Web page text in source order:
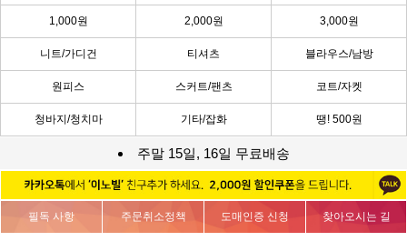
1,000원 2,000원 3,000원
니트/가디건 티셔츠 블라우스/남방
원피스 스커트/팬츠 코트/자켓
청바지/청치마 기타/잡화 땡! 500원
주말 15일, 16일 무료배송
필독 사항 주문취소정책 도매인증 신청 찾아오시는 길